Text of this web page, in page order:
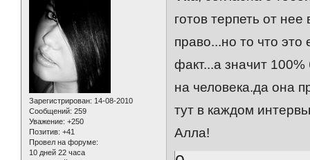
Зарегистрирован: 14-08-2010
Сообщений: 259
Уважение: +250
Позитив: +41
Провел на форуме:
10 дней 22 часа
готов терпеть от
право...но то что это
факт...а значит
на человека.да она
тут в каждом
Алла!